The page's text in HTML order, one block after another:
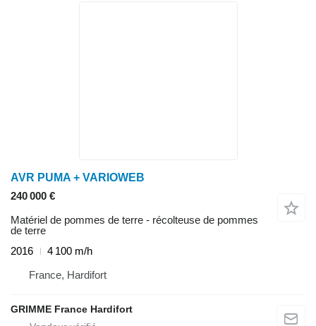
AVR PUMA + VARIOWEB
240 000 €
Matériel de pommes de terre - récolteuse de pommes
de terre
2016
4 100 m/h
France, Hardifort
GRIMME France Hardifort